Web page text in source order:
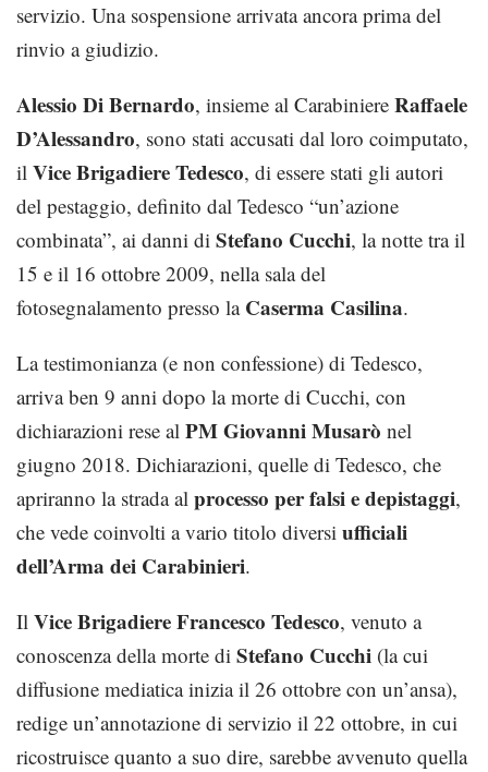
servizio. Una sospensione arrivata ancora prima del
rinvio a giudizio.
Alessio Di Bernardo, insieme al Carabiniere Raffaele
D’Alessandro, sono stati accusati dal loro coimputato,
il Vice Brigadiere Tedesco, di essere stati gli autori
del pestaggio, definito dal Tedesco “un’azione
combinata”, ai danni di Stefano Cucchi, la notte tra il
15 e il 16 ottobre 2009, nella sala del
fotosegnalamento presso la Caserma Casilina.
La testimonianza (e non confessione) di Tedesco,
arriva ben 9 anni dopo la morte di Cucchi, con
dichiarazioni rese al PM Giovanni Musarò nel
giugno 2018. Dichiarazioni, quelle di Tedesco, che
apriranno la strada al processo per falsi e depistaggi,
che vede coinvolti a vario titolo diversi ufficiali
dell’Arma dei Carabinieri.
Il Vice Brigadiere Francesco Tedesco, venuto a
conoscenza della morte di Stefano Cucchi (la cui
diffusione mediatica inizia il 26 ottobre con un’ansa),
redige un’annotazione di servizio il 22 ottobre, in cui
ricostruisce quanto a suo dire, sarebbe avvenuto quella